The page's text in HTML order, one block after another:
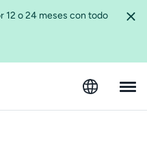
12 o 24 meses con todo